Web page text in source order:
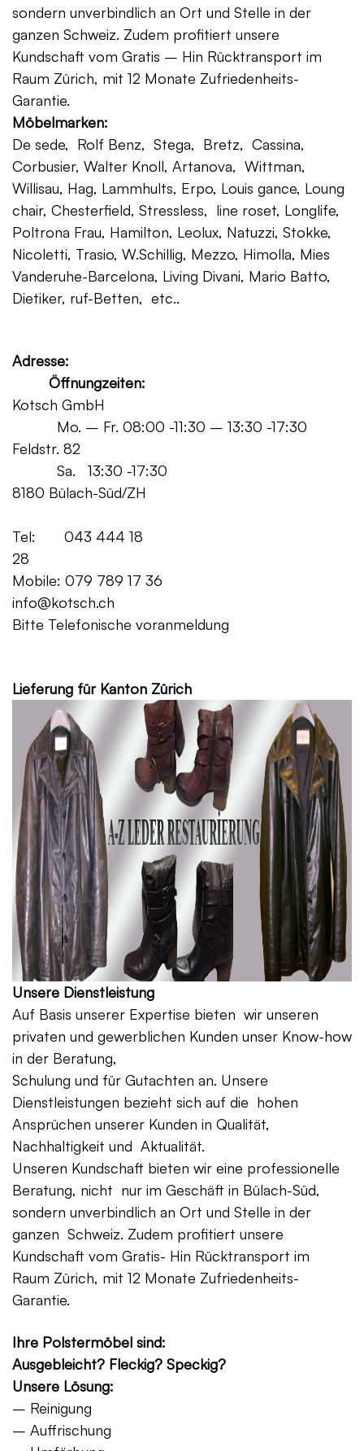
sondern unverbindlich an Ort und Stelle in der
ganzen Schweiz. Zudem profitiert unsere
Kundschaft vom Gratis – Hin Rücktransport im
Raum Zürich, mit 12 Monate Zufriedenheits-
Garantie.
Möbelmarken:
De sede, Rolf Benz, Stega, Bretz, Cassina,
Corbusier, Walter Knoll, Artanova, Wittman,
Willisau, Hag, Lammhults, Erpo, Louis gance, Loung
chair, Chesterfield, Stressless, line roset, Longlife,
Poltrona Frau, Hamilton, Leolux, Natuzzi, Stokke,
Nicoletti, Trasio, W.Schillig, Mezzo, Himolla, Mies
Vanderuhe-Barcelona, Living Divani, Mario Batto,
Dietiker, ruf-Betten, etc..
Adresse:
Öffnungzeiten:
Kotsch GmbH
Mo. – Fr. 08:00 -11:30 – 13:30 -17:30
Feldstr. 82
Sa. 13:30 -17:30
8180 Bülach-Süd/ZH
Tel: 043 444 18
28
Mobile: 079 789 17 36
info@kotsch.ch
Bitte Telefonische voranmeldung
Lieferung für Kanton Zürich
Unsere Dienstleistung
Auf Basis unserer Expertise bieten wir unseren
privaten und gewerblichen Kunden unser Know-how
in der Beratung,
Schulung und für Gutachten an. Unsere
Dienstleistungen bezieht sich auf die hohen
Ansprüchen unserer Kunden in Qualität,
Nachhaltigkeit und Aktualität.
Unseren Kundschaft bieten wir eine professionelle
Beratung, nicht nur im Geschäft in Bülach-Süd,
sondern unverbindlich an Ort und Stelle in der
ganzen Schweiz. Zudem profitiert unsere
Kundschaft vom Gratis- Hin Rücktransport im
Raum Zürich, mit 12 Monate Zufriedenheits-
Garantie.
Ihre Polstermöbel sind:
Ausgebleicht? Fleckig? Speckig?
Unsere Lösung:
– Reinigung
– Auffrischung